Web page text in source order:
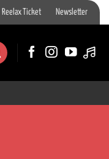
Reelax Ticket Newsletter